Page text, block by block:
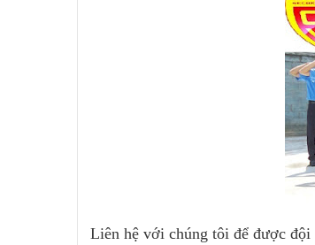
Liên hệ với chúng tôi để được đội